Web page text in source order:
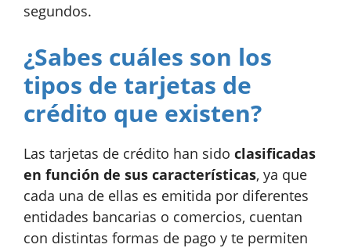
segundos.
¿Sabes cuáles son los
tipos de tarjetas de
crédito que existen?
Las tarjetas de crédito han sido clasificadas
en función de sus características, ya que
cada una de ellas es emitida por diferentes
entidades bancarias o comercios, cuentan
con distintas formas de pago y te permiten